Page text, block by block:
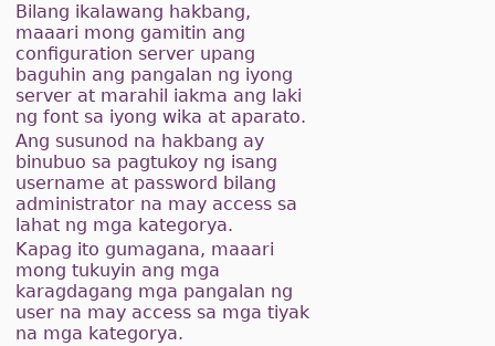
Bilang ikalawang hakbang,
maaari mong gamitin ang
configuration server upang
baguhin ang pangalan ng iyong
server at marahil iakma ang laki
ng font sa iyong wika at aparato.
Ang susunod na hakbang ay
binubuo sa pagtukoy ng isang
username at password bilang
administrator na may access sa
lahat ng mga kategorya.
Kapag ito gumagana, maaari
mong tukuyin ang mga
karagdagang mga pangalan ng
user na may access sa mga tiyak
na mga kategorya.